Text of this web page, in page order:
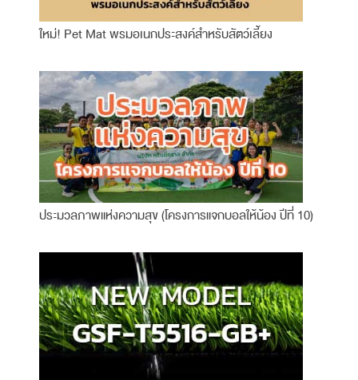
ใหม่! Pet Mat พรมอเนกประสงค์สำหรับสัตว์เลี้ยง
ประมวลภาพแห่งความสุข (โครงการแจกบอลให้น้อง ปีที่ 10)